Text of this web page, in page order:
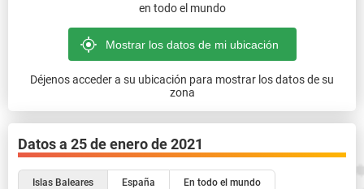
en todo el mundo
Déjenos acceder a su ubicación para mostrar los datos de su
zona
Datos a 25 de enero de 2021
Islas Baleares España En todo el mundo